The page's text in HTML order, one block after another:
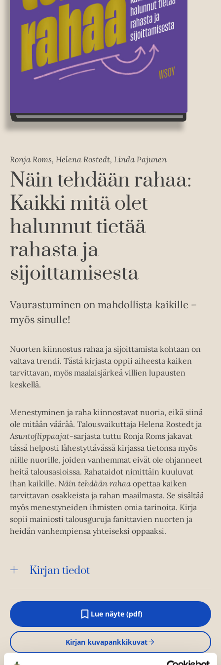
Ronja Roms, Helena Rostedt, Linda Pajunen
Näin tehdään rahaa:
Kaikki mitä olet
halunnut tietää
rahasta ja
sijoittamisesta
Vaurastuminen on mahdollista kaikille –
myös sinulle!
Nuorten kiinnostus rahaa ja sijoittamista kohtaan on
valtava trendi. Tästä kirjasta oppii aiheesta kaiken
tarvittavan, myös maalaisjärkeä villien lupausten
keskellä.
Menestyminen ja raha kiinnostavat nuoria, eikä siinä
ole mitään väärää. Talousvaikuttaja Helena Rostedt ja
Asuntoflippaajat-sarjasta tuttu Ronja Roms jakavat
tässä helposti lähestyttävässä kirjassa tietonsa myös
niille nuorille, joiden vanhemmat eivät ole ohjanneet
heitä talousasioissa. Rahataidot nimittäin kuuluvat
ihan kaikille. Näin tehdään rahaa opettaa kaiken
tarvittavan osakkeista ja rahan maailmasta. Se sisältää
myös menestyneiden ihmisten omia tarinoita. Kirja
sopii mainiosti talousguruja fanittavien nuorten ja
heidän vanhempiensa yhteiseksi oppaaksi.
Kirjan tiedot
Lue näyte (pdf)
A
u
k
e
a
Kirjan kuvapankkikuvat